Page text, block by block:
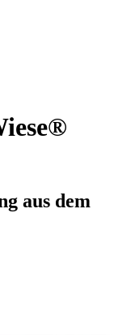
aus dem